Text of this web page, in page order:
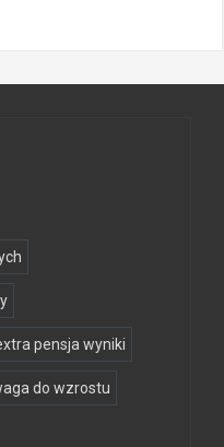
pensja wyniki
do wzrostu